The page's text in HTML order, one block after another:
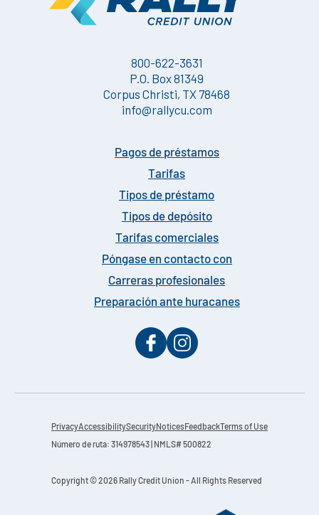
800-622-3631
P.O. Box 81349
Corpus Christi, TX 78468
info@rallycu.com
Pagos de préstamos
Tarifas
Tipos de préstamo
Tipos de depósito
Tarifas comerciales
Póngase en contacto con
Carreras profesionales
Preparación ante huracanes
PrivacyAccessibilitySecurityNoticesFeedback Terms of Use
Número de ruta: 314978543 | NMLS# 500822
Copyright © 2026 Rally Credit Union - All Rights Reserved